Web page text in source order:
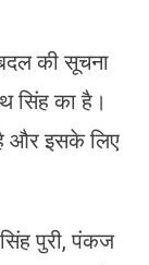
की सूचना
सिंह का है।
और इसके लिए
सिंह पुरी, पंकज